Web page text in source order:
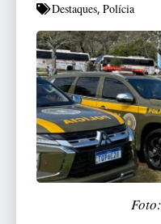
Destaques, Polícia